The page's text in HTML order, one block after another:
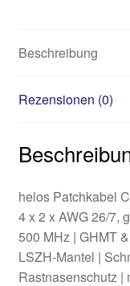
Beschreibung
Rezensionen (0)
helos Patchkabel
4 x 2 x AWG 26/7,
500 MHz | GHMT
LSZH-Mantel |
Rastnasenschutz |